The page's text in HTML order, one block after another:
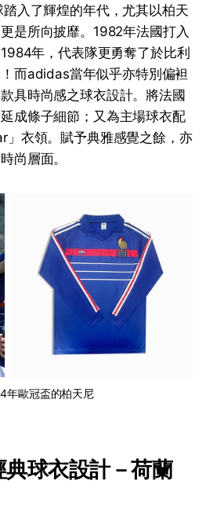
入了輝煌的年代，尤其以柏天
是所向披靡。1982年法國打入
年，代表隊更勇奪了於比利
而adidas當年似乎亦特別偏袒
具時尚感之球衣設計。將法國
成條子細節；又為主場球衣配
」衣領。賦予典雅感覺之餘，亦
尚層面。
年歐冠盃的柏天尼
球衣設計－荷蘭